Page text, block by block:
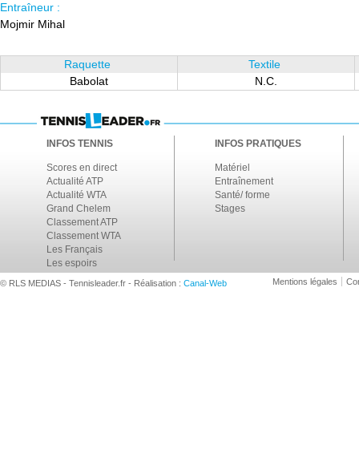
Entraîneur :
Mojmir Mihal
Raquette
Babolat
Textile
N.C.
INFOS TENNIS
Scores en direct
Actualité ATP
Actualité WTA
Grand Chelem
Classement ATP
Classement WTA
Les Français
Les espoirs
INFOS PRATIQUES
Matériel
Entraînement
Santé/ forme
Stages
© RLS MEDIAS - Tennisleader.fr - Réalisation : Canal-Web Mentions légales